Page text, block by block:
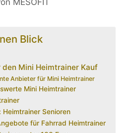
MESOFIT
Blick
Mini Heimtrainer Kauf
Anbieter für Mini Heimtrainer
Mini Heimtrainer
Heimtrainer Senioren
für Fahrrad Heimtrainer